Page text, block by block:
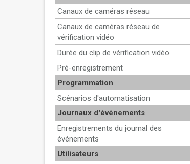
Canaux de caméras réseau
Canaux de caméras réseau de
vérification vidéo
Durée du clip de vérification vidéo
Pré-enregistrement
Programmation
Scénarios d'automatisation
Journaux d'événements
Enregistrements du journal des
événements
Utilisateurs